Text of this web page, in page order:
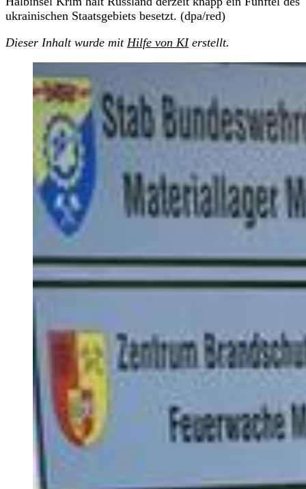
ukrainischen Staatsgebiets besetzt. (dpa/red)
Dieser Inhalt wurde mit Hilfe von KIerstellt.